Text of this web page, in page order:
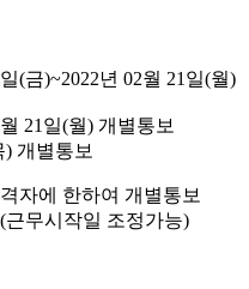
(금)~2022년 02월 21일(월)
21일(월) 개별통보
) 개별통보
자에 한하여 개별통보
근무시작일 조정가능)